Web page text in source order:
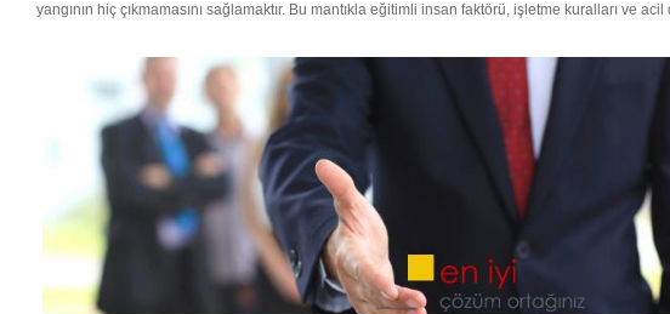
yangının hiç çıkmamasını sağlamaktır. Bu mantıkla eğitimli insan faktörü, işletme kuralları ve